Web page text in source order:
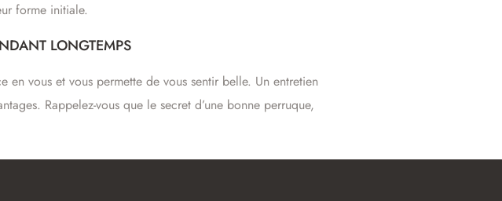
forme initiale.
LONGTEMPS
vous et vous permette de vous sentir belle. Un entretien
Rappelez-vous que le secret d’une bonne perruque,